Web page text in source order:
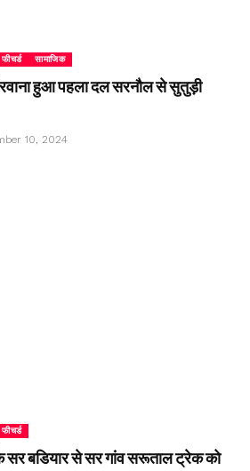
फीचर्ड सामाजिक
रवाना हुआ पहला दल सरनौल से सुतुड़ी
10, 2024
फीचर्ड
सर बडियार से सर गांव सरूताल ट्रेक को